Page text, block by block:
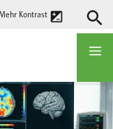
Mehr Kontrast